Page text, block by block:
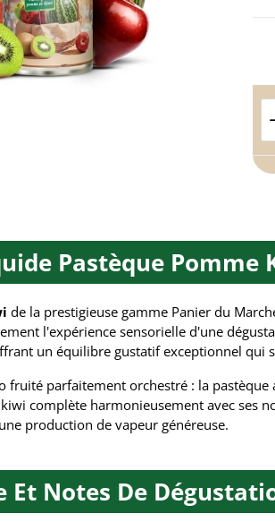
Pastèque
de la prestigieuse gamme Panier du
l'expérience sensorielle d'une
un équilibre gustatif exceptionnel qui
fruité parfaitement orchestré : la
complète harmonieusement avec ses
production de vapeur généreuse.
Notes De